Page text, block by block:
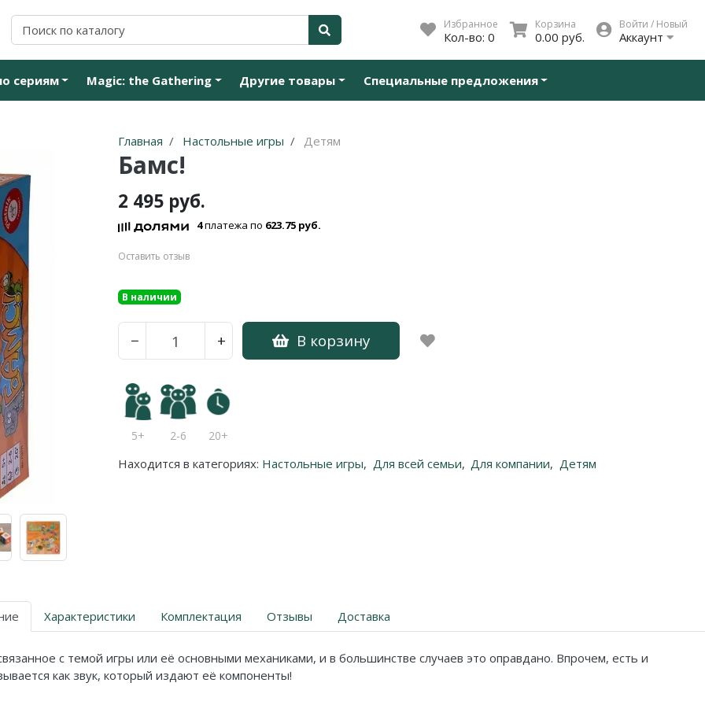
Избранное
Кол-во: 0
Корзина
0.00 руб.
Войти / Новый
Аккаунт
сериям Magic: the Gathering Другие товары Специальные предложения
Главная Настольные игры Детям
Бамс!
2 495 руб.
4платежа по 623.75 руб.
Оставить отзыв
В наличии
− + В корзину
5+ 2-6 20+
Находится в категориях: Настольные игры, Для всей семьи, Для компании, Детям
Характеристики Комплектация Отзывы Доставка
с темой игры или её основными механиками, и в большинстве случаев это оправдано. Впрочем, есть и
как звук, который издают её компоненты!